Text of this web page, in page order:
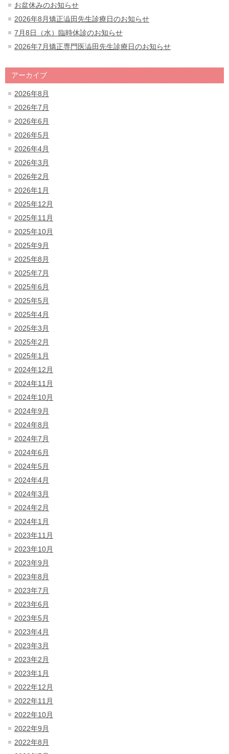
お盆休みのお知らせ
2026年8月矯正澁田先生診療日のお知らせ
7月8日（水）臨時休診のお知らせ
2026年7月矯正専門医澁田先生診療日のお知らせ
アーカイブ
2026年8月
2026年7月
2026年6月
2026年5月
2026年4月
2026年3月
2026年2月
2026年1月
2025年12月
2025年11月
2025年10月
2025年9月
2025年8月
2025年7月
2025年6月
2025年5月
2025年4月
2025年3月
2025年2月
2025年1月
2024年12月
2024年11月
2024年10月
2024年9月
2024年8月
2024年7月
2024年6月
2024年5月
2024年4月
2024年3月
2024年2月
2024年1月
2023年11月
2023年10月
2023年9月
2023年8月
2023年7月
2023年6月
2023年5月
2023年4月
2023年3月
2023年2月
2023年1月
2022年12月
2022年11月
2022年10月
2022年9月
2022年8月